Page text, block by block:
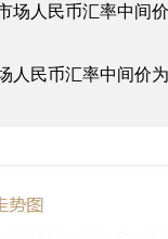
人民币汇率中间
民币汇率中间价